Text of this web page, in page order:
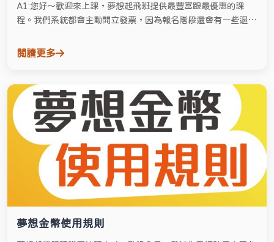
A1:您好～歡迎來上課，夢想起飛班提供最豐富跟最優惠的課
程。我們系統都會主動開立發票，因為報名階段還會有一些退費
程，如果有特別需要開立的需求開統編，請告訴我們，我們會請
閱讀更多
夢想金幣使用規則